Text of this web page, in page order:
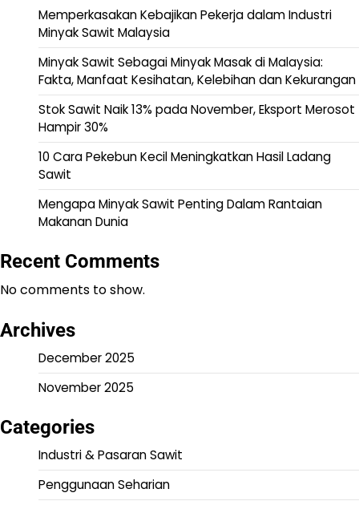
Memperkasakan Kebajikan Pekerja dalam Industri
Minyak Sawit Malaysia
Minyak Sawit Sebagai Minyak Masak di Malaysia:
Fakta, Manfaat Kesihatan, Kelebihan dan Kekurangan
Stok Sawit Naik 13% pada November, Eksport Merosot
Hampir 30%
10 Cara Pekebun Kecil Meningkatkan Hasil Ladang
Sawit
Mengapa Minyak Sawit Penting Dalam Rantaian
Makanan Dunia
Recent Comments
No comments to show.
Archives
December 2025
November 2025
Categories
Industri & Pasaran Sawit
Penggunaan Seharian